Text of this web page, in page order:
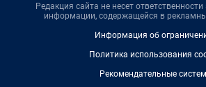
Редакция сайта не несет
информации, содержащейся в
Информация об
Политика использования
Рекомендательные